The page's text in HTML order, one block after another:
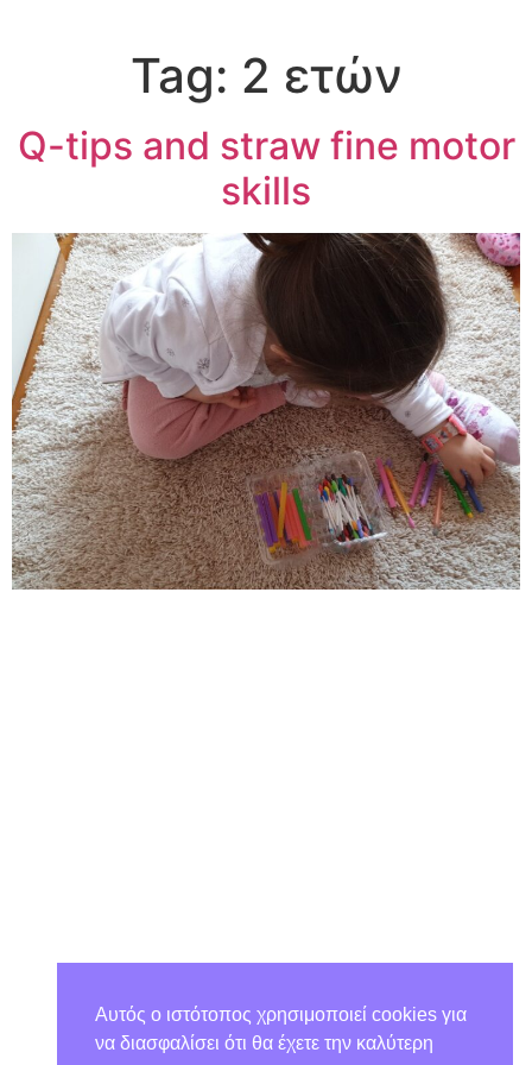
Tag: 2 ετών
Q-tips and straw fine motor
skills
Αυτός ο ιστότοπος χρησιμοποιεί cookies για
να διασφαλίσει ότι θα έχετε την καλύτερη